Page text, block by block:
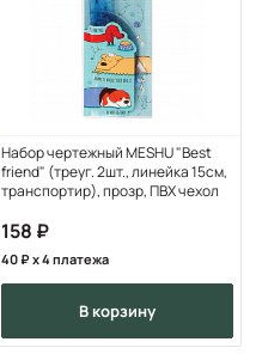
Набор чертежный MESHU "Best
friend" (треуг. 2шт., линейка 15см,
транспортир), прозр, ПВХ чехол
158
40 x 4 платежа
в корзину